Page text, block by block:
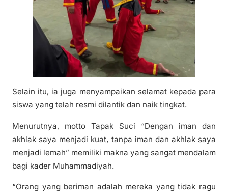
Selain itu, ia juga menyampaikan selamat kepada para
siswa yang telah resmi dilantik dan naik tingkat.
Menurutnya, motto Tapak Suci “Dengan iman dan
akhlak saya menjadi kuat, tanpa iman dan akhlak saya
menjadi lemah” memiliki makna yang sangat mendalam
bagi kader Muhammadiyah.
“Orang yang beriman adalah mereka yang tidak ragu